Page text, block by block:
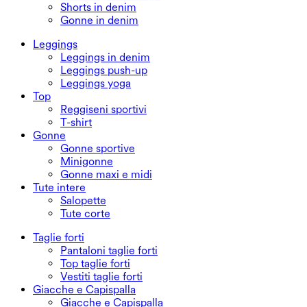
Shorts in denim
Gonne in denim
Leggings
Leggings in denim
Leggings push-up
Leggings yoga
Top
Reggiseni sportivi
T-shirt
Gonne
Gonne sportive
Minigonne
Gonne maxi e midi
Tute intere
Salopette
Tute corte
Taglie forti
Pantaloni taglie forti
Top taglie forti
Vestiti taglie forti
Giacche e Capispalla
Giacche e Capispalla